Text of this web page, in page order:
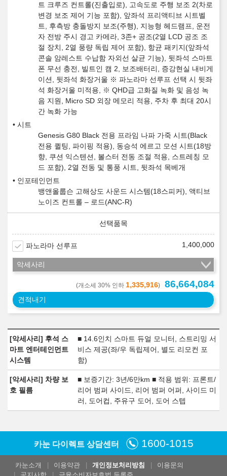
트 크루즈 컨트롤(진출입로), 고속도로 주행 보조 2(차로
변경 보조 제어 기능 포함), 앞좌석 프리액티브 시트벨
트, 후측방 충돌방지 보조(주행), 지능형 헤드램프, 운전
자 전방 주시 경고 카메라, 3존+ 공조(2열 LCD 공조 조
절 장치, 2열 풍량 독립 제어 포함), 항균 패키지(앞좌석
콘솔 암레스트 수납함 자외선 살균 기능), 뒷좌석 스마트
폰 무선 충전, 빌트인 캠 2, 보조배터리, 증강현실 내비게
이션, 뒷좌석 화장거울 ※ 파노라마 선루프 선택 시 뒷좌
석 화장거울 미적용, ※ QHD급 고화질 녹화 및 음성 녹
음 지원, Micro SD 외장 메모리 적용, 주차 후 최대 20시
간 녹화 가능
시트
Genesis G80 Black 전용 프라임 나파 가죽 시트(Black
전용 퀼팅, 파이핑 적용), 동승석 에르고 모션 시트(18방
향, 쿠션 익스텐션, 볼스터 전동 조절 적용, 스트레칭 모
드 포함), 2열 전동 및 통풍 시트, 뒷좌석 목베개
인포테인먼트
뱅앤올룹슨 고해상도 사운드 시스템(18스피커), 액티브
노이즈 컨트롤 – 로드(ANC-R)
파노라마 선루프 1,400,000
악세사리
(개소세 30% 인하 1,335,916) 86,664,084
견적내기
[악세사리] 후석 스
마트 엔터테인먼트
시스템
■ 14.6인치 스마트 듀얼 모니터, 스트리밍 서
비스 제공(좌/우 독립제어, 별도 리모컨 포
함)
[악세사리] 차량 보
호 필름
■ 보증기간: 3년/6만km ■ 적용 범위: 프론트/
리어 범퍼 사이드, 리어 범퍼 어퍼, 사이드 미
러, 도어컵, 주유구 도어, 도어 스텝
카눈 다이렉트 상담센터 1600-1015
카눈소개 이용약관 개인정보처리방침
이용문의